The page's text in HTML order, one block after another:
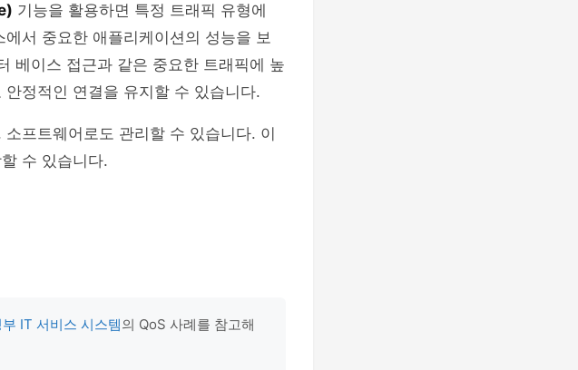
기능을 활용하면 특정 트래픽 유형에
서 중요한 애플리케이션의 성능을 보
베이스 접근과 같은 중요한 트래픽에 높
정적인 연결을 유지할 수 있습니다.
프트웨어로도 관리할 수 있습니다. 이
수 있습니다.
IT 서비스 시스템의 QoS 사례를 참고해